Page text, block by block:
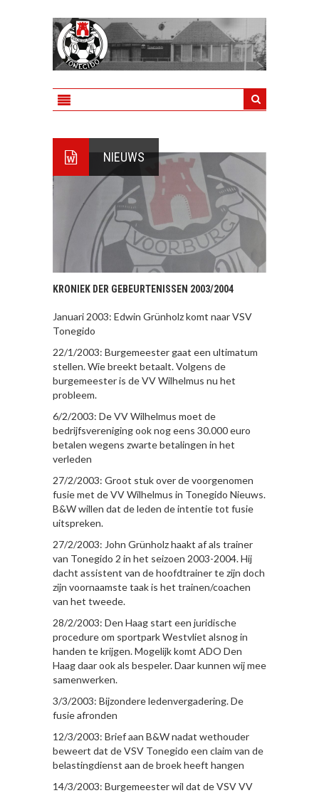
NIEUWS
KRONIEK DER GEBEURTENISSEN 2003/2004
Januari 2003: Edwin Grünholz komt naar VSV
Tonegido
22/1/2003: Burgemeester gaat een ultimatum
stellen. Wie breekt betaalt. Volgens de
burgemeester is de VV Wilhelmus nu het
probleem.
6/2/2003: De VV Wilhelmus moet de
bedrijfsvereniging ook nog eens 30.000 euro
betalen wegens zwarte betalingen in het
verleden
27/2/2003: Groot stuk over de voorgenomen
fusie met de VV Wilhelmus in Tonegido Nieuws.
B&W willen dat de leden de intentie tot fusie
uitspreken.
27/2/2003: John Grünholz haakt af als trainer
van Tonegido 2 in het seizoen 2003-2004. Hij
dacht assistent van de hoofdtrainer te zijn doch
zijn voornaamste taak is het trainen/coachen
van het tweede.
28/2/2003: Den Haag start een juridische
procedure om sportpark Westvliet alsnog in
handen te krijgen. Mogelijk komt ADO Den
Haag daar ook als bespeler. Daar kunnen wij mee
samenwerken.
3/3/2003: Bijzondere ledenvergadering. De
fusie afronden
12/3/2003: Brief aan B&W nadat wethouder
beweert dat de VSV Tonegido een claim van de
belastingdienst aan de broek heeft hangen
14/3/2003: Burgemeester wil dat de VSV VV